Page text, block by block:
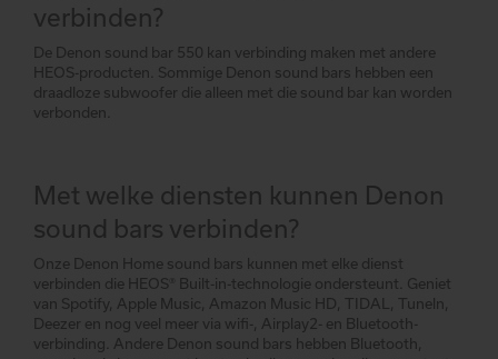
verbinden?
De Denon sound bar 550 kan verbinding maken met andere
HEOS-producten. Sommige Denon sound bars hebben een
draadloze subwoofer die alleen met die sound bar kan worden
verbonden.
Met welke diensten kunnen Denon
sound bars verbinden?
Onze Denon Home sound bars kunnen met elke dienst
verbinden die HEOS® Built-in-technologie ondersteunt. Geniet
van Spotify, Apple Music, Amazon Music HD, TIDAL, Tuneln,
Deezer en nog veel meer via wifi-, Airplay2- en Bluetooth-
verbinding. Andere Denon sound bars hebben Bluetooth,